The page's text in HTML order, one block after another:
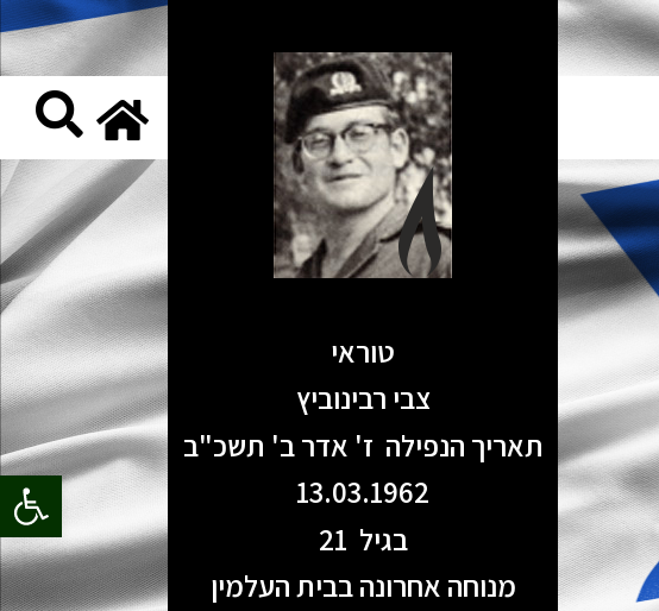
פתח
טוראי
צבי רבינוביץ
תאריך הנפילה ז' אדר ב' תשכ"ב
13.03.1962
בגיל 21
מנוחה אחרונה בבית העלמין